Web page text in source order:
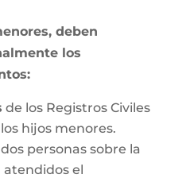
deben
los
de los Registros Civiles
hijos menores.
personas sobre la
el